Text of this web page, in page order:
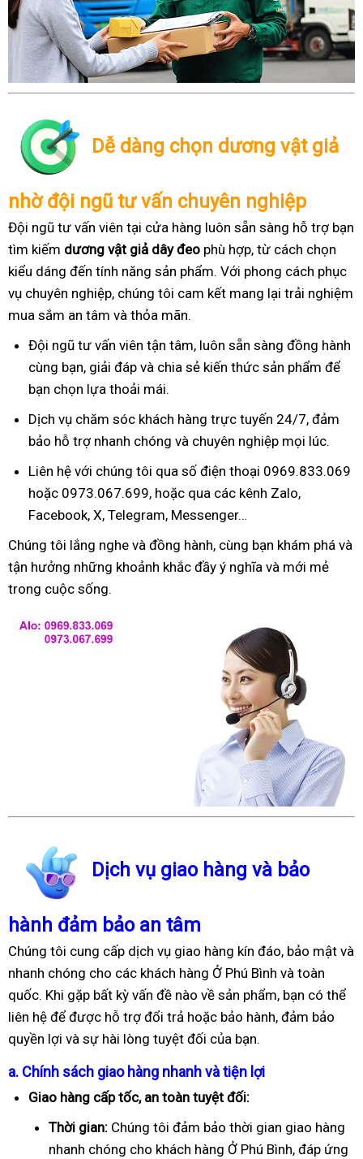
Dễ dàng chọn dương vật giả
nhờ đội ngũ tư vấn chuyên nghiệp
Đội ngũ tư vấn viên tại cửa hàng luôn sẵn sàng hỗ trợ bạn
tìm kiếm dương vật giả dây đeo phù hợp, từ cách chọn
kiểu dáng đến tính năng sản phẩm. Với phong cách phục
vụ chuyên nghiệp, chúng tôi cam kết mang lại trải nghiệm
mua sắm an tâm và thỏa mãn.
Đội ngũ tư vấn viên tận tâm, luôn sẵn sàng đồng hành
cùng bạn, giải đáp và chia sẻ kiến thức sản phẩm để
bạn chọn lựa thoải mái.
Dịch vụ chăm sóc khách hàng trực tuyến 24/7, đảm
bảo hỗ trợ nhanh chóng và chuyên nghiệp mọi lúc.
Liên hệ với chúng tôi qua số điện thoại 0969.833.069
hoặc 0973.067.699, hoặc qua các kênh Zalo,
Facebook, X, Telegram, Messenger…
Chúng tôi lắng nghe và đồng hành, cùng bạn khám phá và
tận hưởng những khoảnh khắc đầy ý nghĩa và mới mẻ
trong cuộc sống.
Dịch vụ giao hàng và bảo
hành đảm bảo an tâm
Chúng tôi cung cấp dịch vụ giao hàng kín đáo, bảo mật và
nhanh chóng cho các khách hàng Ở Phú Bình và toàn
quốc. Khi gặp bất kỳ vấn đề nào về sản phẩm, bạn có thể
liên hệ để được hỗ trợ đổi trả hoặc bảo hành, đảm bảo
quyền lợi và sự hài lòng tuyệt đối của bạn.
a. Chính sách giao hàng nhanh và tiện lợi
Giao hàng cấp tốc, an toàn tuyệt đối:
Thời gian: Chúng tôi đảm bảo thời gian giao hàng
nhanh chóng cho khách hàng Ở Phú Bình, đáp ứng